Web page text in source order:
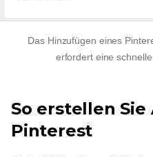
Das Hinzufügen eines
erfordert eine schnelle
So erstellen
Pinterest